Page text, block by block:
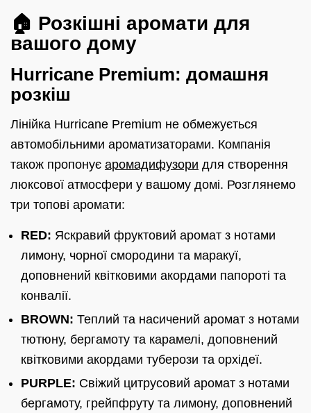
🏠 Розкішні аромати для
вашого дому
Hurricane Premium: домашня
розкіш
Лінійка Hurricane Premium не обмежується
автомобільними ароматизаторами. Компанія
також пропонує аромадифузори для створення
люксової атмосфери у вашому домі. Розглянемо
три топові аромати:
RED: Яскравий фруктовий аромат з нотами
лимону, чорної смородини та маракуї,
доповнений квітковими акордами папороті та
конвалії.
BROWN: Теплий та насичений аромат з нотами
тютюну, бергамоту та карамелі, доповнений
квітковими акордами туберози та орхідеї.
PURPLE: Свіжий цитрусовий аромат з нотами
бергамоту, грейпфруту та лимону, доповнений